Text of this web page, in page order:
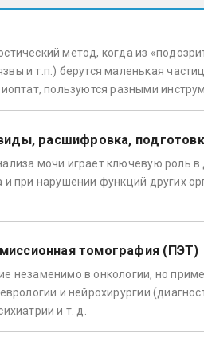
метод, когда из
и т.п.) берутся маленькая
пользуются разными
расшифровка,
мочи играет ключевую роль
и при нарушении функций других
томография (ПЭТ)
незаменимо в онкологии, но
и нейрохирургии
и т. д.